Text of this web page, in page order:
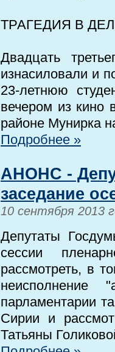
ТРАГЕДИЯ В
Двадцать
изнасиловали и
23-летнюю
вечером из кино
районе Мунирка
Подробнее »
АНОНС -
заседание
10 сентября 2013
Депутаты
сессии
рассмотреть, в
неисполнение
парламентарии
Сирии и
Татьяны